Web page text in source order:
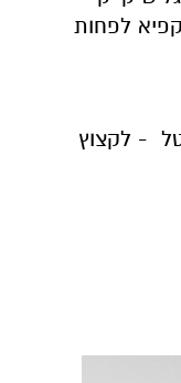
לפחות